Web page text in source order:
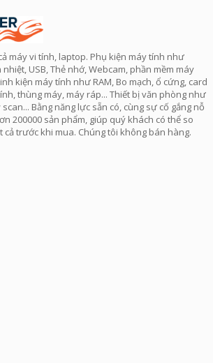
máy vi tính, laptop. Phụ kiện máy tính như
USB, Thẻ nhớ, Webcam, phần mềm máy
kiện máy tính như RAM, Bo mạch, ổ cứng, card
thùng máy, máy ráp... Thiết bị văn phòng như
Bằng năng lực sẵn có, cùng sự cố gắng nỗ
200000 sản phẩm, giúp quý khách có thể so
cả trước khi mua. Chúng tôi không bán hàng.